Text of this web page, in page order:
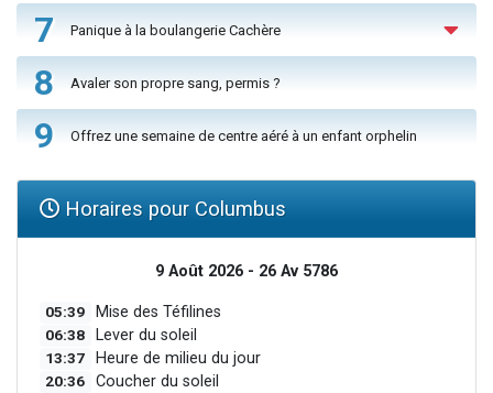
7 Panique à la boulangerie Cachère
8 Avaler son propre sang, permis ?
9 Offrez une semaine de centre aéré à un enfant orphelin
Horaires pour Columbus
9 Août 2026 - 26 Av 5786
05:39 Mise des Téfilines
06:38 Lever du soleil
13:37 Heure de milieu du jour
20:36 Coucher du soleil